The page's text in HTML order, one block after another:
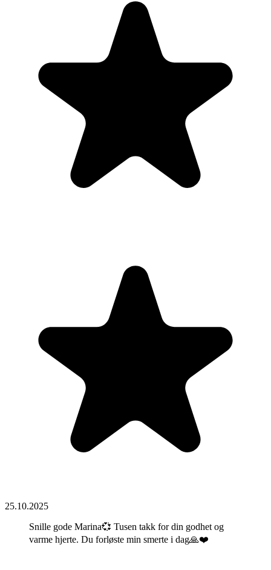
25.10.2025
Snille gode Marina💞 Tusen takk for din godhet og
varme hjerte. Du forløste min smerte i dag🙏❤️